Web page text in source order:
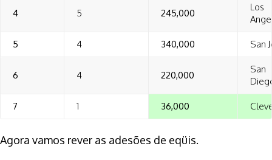
4 5 245,000
Los
5 4 340,000 San
6 4 220,000
San
7 1 36,000
Agora vamos rever as adesões de eqüis.